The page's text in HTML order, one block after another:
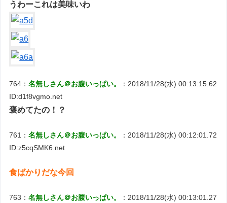
うわーこれは美味いわ
764：名無しさん＠お腹いっぱい。
：2018/11/28(水) 00:13:15.62
ID:d1f8vgmo.net
褒めてたの！？
761：名無しさん＠お腹いっぱい。
：2018/11/28(水) 00:12:01.72
ID:z5cqSMK6.net
食ばかりだな今回
763：名無しさん＠お腹いっぱい。
：2018/11/28(水) 00:13:01.27